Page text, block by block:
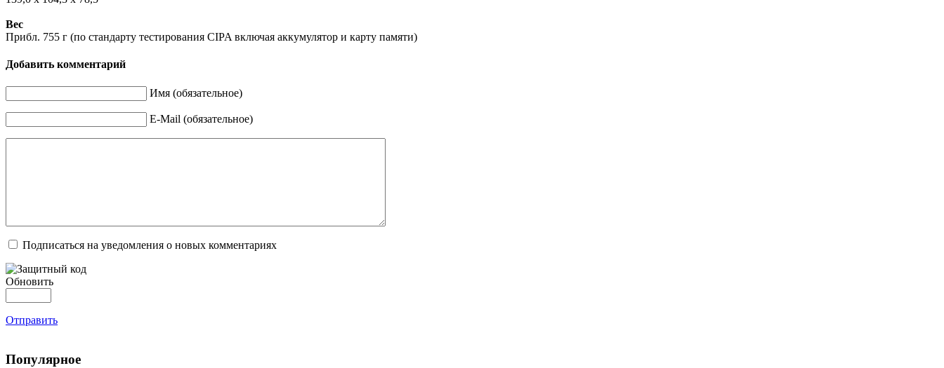
Вес
Прибл. 755 г (по стандарту тестирования CIPA включая аккумулятор и карту памяти)
Добавить комментарий
Имя (обязательное)
E-Mail (обязательное)
Подписаться на уведомления о новых комментариях
Обновить
Отправить
Популярное